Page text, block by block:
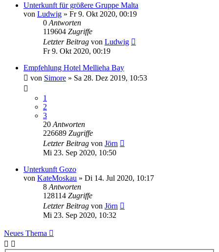
Unterkunft für größere Gruppe Malta
von Ludwig » Fr 9. Okt 2020, 00:19
0 Antworten
119604 Zugriffe
Letzter Beitrag von Ludwig
Fr 9. Okt 2020, 00:19
Empfehlung Hotel Mellieha Bay
von Simore » Sa 28. Dez 2019, 10:53
1
2
3
20 Antworten
226689 Zugriffe
Letzter Beitrag von Jörn
Mi 23. Sep 2020, 10:50
Unterkunft Gozo
von KateMoskau » Di 14. Jul 2020, 10:17
8 Antworten
128114 Zugriffe
Letzter Beitrag von Jörn
Mi 23. Sep 2020, 10:32
Neues Thema